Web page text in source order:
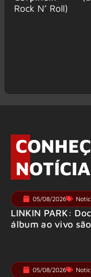
Rock N’ Roll)
05/08/2026
LINKIN PARK:
álbum ao vivo
05/08/2026